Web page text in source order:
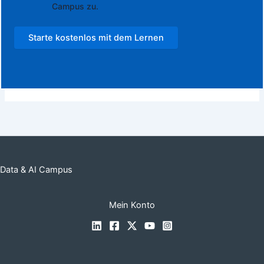
Campus zu.
Starte kostenlos mit dem Lernen
Data & AI Campus
Mein Konto